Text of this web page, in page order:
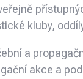
kluby,
a
akce a